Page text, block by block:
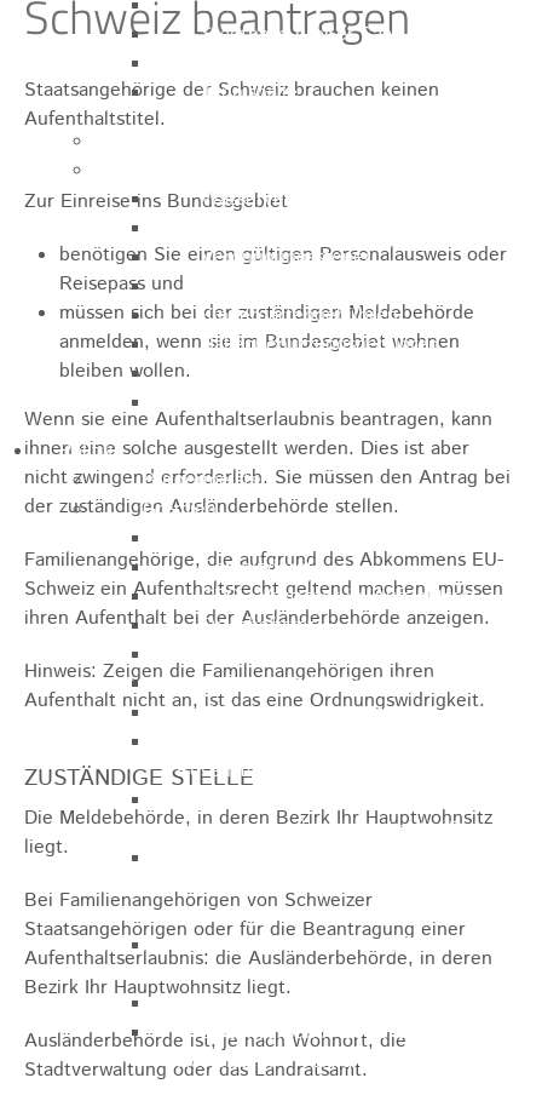
Stadthalle großer Saal
Tennishalle
Wasserverbrauchsgebühr
Vergnügungssteuer
Kindergartengebühren
Hallenbenutzungsgebühren
Politik
Bürgermeister
Gremien
Gemeinderat
GEO - Vertreter im Aufsichtsrat
Ortschaftsrat
Stiftungsrat "Stiftung Heubach"
Umlegungsausschuss
Rosenstein
Abwasserzweckverband Lauter-Rems
Zweckverbands
Landeswasserversorgung
Verbandsversammlung Zweckverband
"Gewerbeverband Rosenstein"
Verwaltungsausschuss
Zweckverband "Gewerbeverband
Rosenstein" - Verwaltungsrat
Schweiz beantragen
Staatsangehörige der Schweiz brauchen keinen
Aufenthaltstitel.
Zur Einreise ins Bundesgebiet
benötigen Sie einen gültigen Personalausweis oder
Reisepass und
müssen sich bei der zuständigen Meldebehörde
anmelden, wenn sie im Bundesgebiet wohnen
bleiben wollen.
Wenn sie eine Aufenthaltserlaubnis beantragen, kann
ihnen eine solche ausgestellt werden. Dies ist aber
nicht zwingend erforderlich. Sie müssen den Antrag bei
der zuständigen Ausländerbehörde stellen.
Familienangehörige, die aufgrund des Abkommens EU-
Schweiz ein Aufenthaltsrecht geltend machen, müssen
ihren Aufenthalt bei der Ausländerbehörde anzeigen.
Hinweis: Zeigen die Familienangehörigen ihren
Aufenthalt nicht an, ist das eine Ordnungswidrigkeit.
ZUSTÄNDIGE STELLE
Die Meldebehörde, in deren Bezirk Ihr Hauptwohnsitz
liegt.
Bei Familienangehörigen von Schweizer
Staatsangehörigen oder für die Beantragung einer
Aufenthaltserlaubnis: die Ausländerbehörde, in deren
Bezirk Ihr Hauptwohnsitz liegt.
Ausländerbehörde ist, je nach Wohnort, die
Stadtverwaltung oder das Landratsamt.